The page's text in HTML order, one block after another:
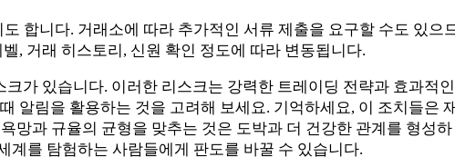
합니다. 거래소에 따라 추가적인 서류 제출을 요구할 수도 있으
, 거래 히스토리, 신원 확인 정도에 따라 변동됩니다.
가 있습니다. 이러한 리스크는 강력한 트레이딩 전략과 효과적인
알림을 활용하는 것을 고려해 보세요. 기억하세요, 이 조치들은
망과 규율의 균형을 맞추는 것은 도박과 더 건강한 관계를 형성하
계를 탐험하는 사람들에게 판도를 바꿀 수 있습니다.